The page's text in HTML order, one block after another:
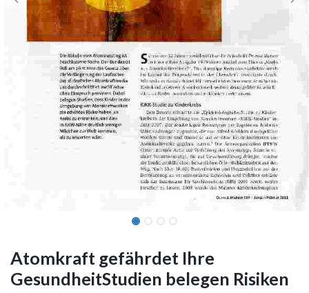
Atomkraft gefährdet Ihre
GesundheitStudien belegen Risiken